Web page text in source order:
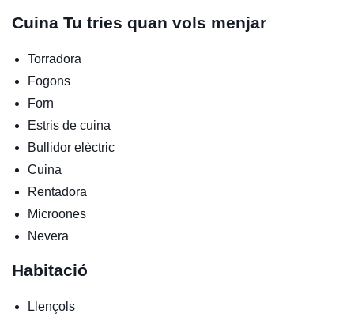
Cuina Tu tries quan vols menjar
Torradora
Fogons
Forn
Estris de cuina
Bullidor elèctric
Cuina
Rentadora
Microones
Nevera
Habitació
Llençols